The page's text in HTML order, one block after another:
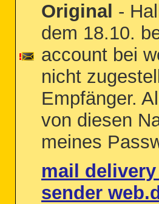
Original -
dem 18.10.
account bei
nicht
Empfänger.
von diesen
meines
mail
sender